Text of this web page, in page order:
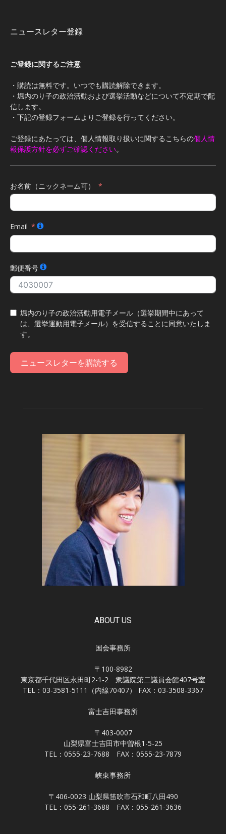
ニュースレター登録
ご登録に関するご注意
・購読は無料です。いつでも購読解除できます。
・堀内のり子の政治活動および選挙活動などについて不定期で配
信します。
・下記の登録フォームよりご登録を行ってください。
ご登録にあたっては、個人情報取り扱いに関するこちらの個人情
報保護方針を必ずご確認ください。
お名前（ニックネーム可）
Email
郵便番号
堀内のり子の政治活動用電子メール（選挙期間中にあって
は、選挙運動用電子メール）を受信することに同意いたしま
す。
ニュースレターを購読する
ABOUT US
国会事務所
〒100-8982
東京都千代田区永田町2-1-2 衆議院第二議員会館407号室
TEL：03-3581-5111（内線70407） FAX：03-3508-3367
富士吉田事務所
〒403-0007
山梨県富士吉田市中曽根1-5-25
TEL：0555-23-7688 FAX：0555-23-7879
峡東事務所
〒406-0023 山梨県笛吹市石和町八田490
TEL：055-261-3688 FAX：055-261-3636